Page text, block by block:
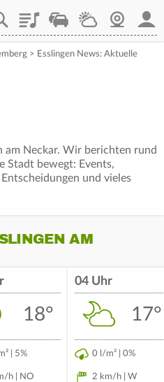
PlaylistStaupilotWetterWebcam
> Esslingen News: Aktuelle
am Neckar. Wir berichten rund
Stadt bewegt: Events,
und vieles
AM
18°
| 5%
h | NO
04 Uhr
17°
0 l/m² | 0%
2 km/h | W